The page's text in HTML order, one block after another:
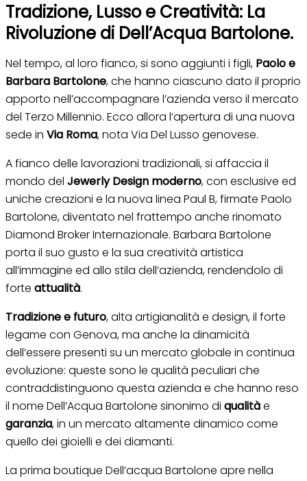
Tradizione, Lusso e Creatività: La
Rivoluzione di Dell’Acqua Bartolone.
Nel tempo, al loro fianco, si sono aggiunti i figli, Paolo e
Barbara Bartolone, che hanno ciascuno dato il proprio
apporto nell’accompagnare l’azienda verso il mercato
del Terzo Millennio. Ecco allora l’apertura di una nuova
sede in Via Roma, nota Via Del Lusso genovese.
A fianco delle lavorazioni tradizionali, si affaccia il
mondo del Jewerly Design moderno, con esclusive ed
uniche creazioni e la nuova linea Paul B, firmate Paolo
Bartolone, diventato nel frattempo anche rinomato
Diamond Broker Internazionale. Barbara Bartolone
porta il suo gusto e la sua creatività artistica
all’immagine ed allo stila dell’azienda, rendendolo di
forte attualità.
Tradizione e futuro, alta artigianalità e design, il forte
legame con Genova, ma anche la dinamicità
dell’essere presenti su un mercato globale in continua
evoluzione: queste sono le qualità peculiari che
contraddistinguono questa azienda e che hanno reso
il nome Dell’Acqua Bartolone sinonimo di qualitàe
garanzia, in un mercato altamente dinamico come
quello dei gioielli e dei diamanti.
La prima boutique Dell’acqua Bartolone apre nella